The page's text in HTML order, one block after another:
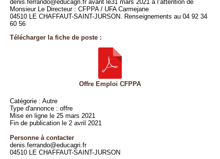
denis.ferrando@educagri.fr avant le31 mars 2021 à l’attention de
Monsieur Le Directeur : CFPPA / UFA Carmejane
04510 LE CHAFFAUT-SAINT-JURSON. Renseignements au 04 92 34
60 56
Télécharger la fiche de poste :
Offre Emploi CFPPA
Catégorie : Autre
Type d'annonce : offre
Mise en ligne le 25 mars 2021
Fin de publication le 2 avril 2021
Personne à contacter
denis.ferrando@educagri.fr
04510 LE CHAFFAUT-SAINT-JURSON